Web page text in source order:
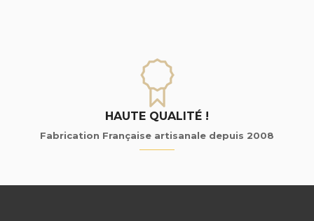
HAUTE QUALITÉ !
Fabrication Française artisanale depuis 2008